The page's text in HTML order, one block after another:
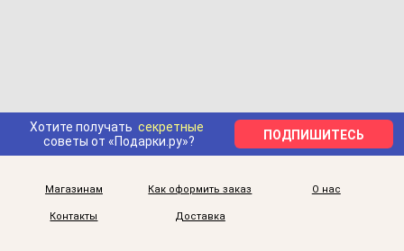
Хотите получать секретные
советы от «Подарки.ру»?
ПОДПИШИТЕСЬ
Магазинам Как оформить заказ О нас
Контакты Доставка